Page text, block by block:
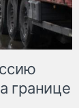
границе